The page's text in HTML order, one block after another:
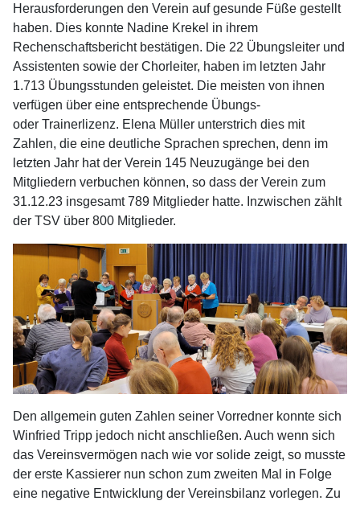
Herausforderungen den Verein auf gesunde Füße gestellt
haben. Dies konnte Nadine Krekel in ihrem
Rechenschaftsbericht bestätigen. Die 22 Übungsleiter und
Assistenten sowie der Chorleiter, haben im letzten Jahr
1.713 Übungsstunden geleistet. Die meisten von ihnen
verfügen über eine entsprechende Übungs-
oder Trainerlizenz. Elena Müller unterstrich dies mit
Zahlen, die eine deutliche Sprachen sprechen, denn im
letzten Jahr hat der Verein 145 Neuzugänge bei den
Mitgliedern verbuchen können, so dass der Verein zum
31.12.23 insgesamt 789 Mitglieder hatte. Inzwischen zählt
der TSV über 800 Mitglieder.
Den allgemein guten Zahlen seiner Vorredner konnte sich
Winfried Tripp jedoch nicht anschließen. Auch wenn sich
das Vereinsvermögen nach wie vor solide zeigt, so musste
der erste Kassierer nun schon zum zweiten Mal in Folge
eine negative Entwicklung der Vereinsbilanz vorlegen. Zu